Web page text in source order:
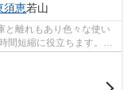
須恵若山
と離れもあり色々な使い
間短縮に役立ちます。最